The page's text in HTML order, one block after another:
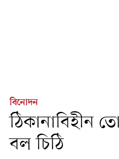
বিনোদন
ঠিকানাবিহীন
বল চিঠি